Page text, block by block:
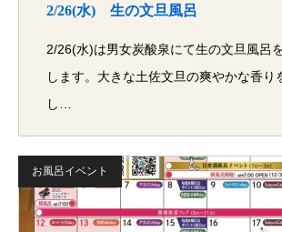
2/26(水) 生の文旦風呂
2/26(水)は男女炭酸泉にて生の文旦風呂
します。大きな土佐文旦の爽やかな香り
し…
お風呂イベント